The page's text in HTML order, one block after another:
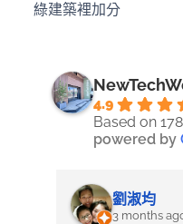
綠建築裡加分
4.9
Based on
powered by
劉淑均
3 months